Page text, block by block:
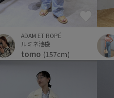
ADAM ET ROPÉ
ルミネ池袋
tomo (157cm)